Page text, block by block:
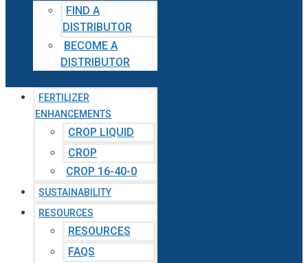
FIND A
DISTRIBUTOR
BECOME A
DISTRIBUTOR
FERTILIZER
ENHANCEMENTS
CROP LIQUID
CROP
CROP 16-40-0
SUSTAINABILITY
RESOURCES
RESOURCES
FAQS